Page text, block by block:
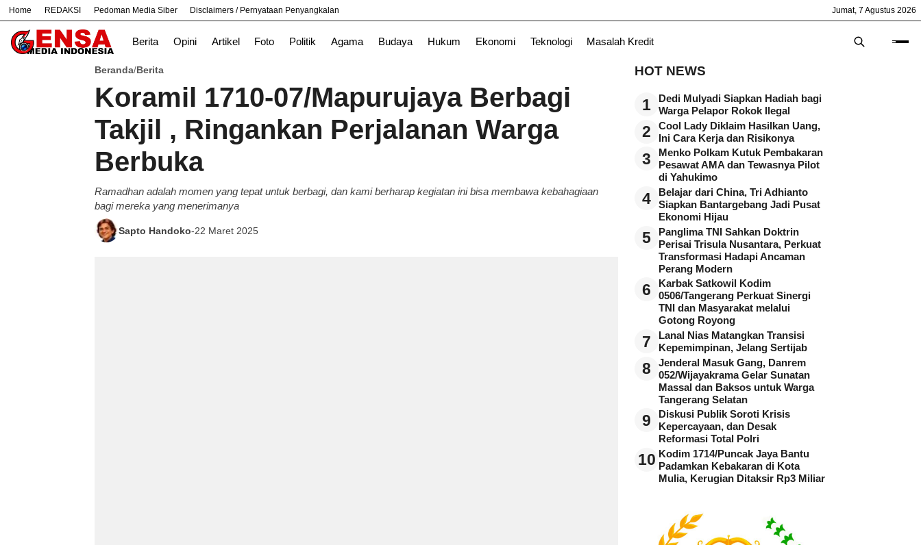
Home REDAKSI Pedoman Media Siber Disclaimers / Pernyataan Penyangkalan Jumat, 7 Agustus 2026
Berita Opini Artikel Foto Politik Agama Budaya Hukum Ekonomi Teknologi Masalah Kredit
# Bekasi Hukum Nasional News TNI
Beranda/Berita
Koramil 1710-07/Mapurujaya Berbagi
Takjil , Ringankan Perjalanan Warga
Berbuka
Ramadhan adalah momen yang tepat untuk berbagi, dan kami berharap kegiatan ini bisa membawa kebahagiaan
bagi mereka yang menerimanya
Sapto Handoko-22 Maret 2025
HOT NEWS
1
Dedi Mulyadi Siapkan Hadiah bagi
Warga Pelapor Rokok Ilegal
2
Cool Lady Diklaim Hasilkan Uang,
Ini Cara Kerja dan Risikonya
3
Menko Polkam Kutuk Pembakaran
Pesawat AMA dan Tewasnya Pilot
di Yahukimo
4
Belajar dari China, Tri Adhianto
Siapkan Bantargebang Jadi Pusat
Ekonomi Hijau
5
Panglima TNI Sahkan Doktrin
Perisai Trisula Nusantara, Perkuat
Transformasi Hadapi Ancaman
Perang Modern
6
Karbak Satkowil Kodim
0506/Tangerang Perkuat Sinergi
TNI dan Masyarakat melalui
Gotong Royong
7
Lanal Nias Matangkan Transisi
Kepemimpinan, Jelang Sertijab
8
Jenderal Masuk Gang, Danrem
052/Wijayakrama Gelar Sunatan
Massal dan Baksos untuk Warga
Tangerang Selatan
9
Diskusi Publik Soroti Krisis
Kepercayaan, dan Desak
Reformasi Total Polri
10 Kodim 1714/Puncak Jaya Bantu
Padamkan Kebakaran di Kota
Mulia, Kerugian Ditaksir Rp3 Miliar